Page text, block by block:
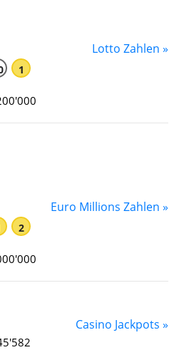
Lotto Zahlen »
1
Euro Millions Zahlen »
2
Casino Jackpots »